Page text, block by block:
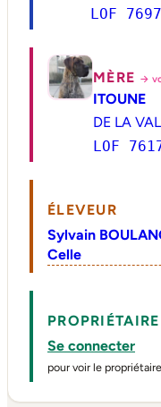
LOF
MÈRE →
ITOUNE
DE LA
LOF
ÉLEVEUR
Sylvain
Celle
PROPRIÉTAIRE
Se connecter
pour voir le propriétaire